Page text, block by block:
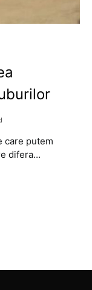
care putem
difera…